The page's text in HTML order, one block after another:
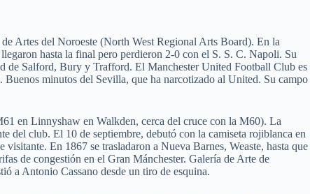
Artes del Noroeste (North West Regional Arts Board). En la
hasta la final pero perdieron 2-0 con el S. S. C. Napoli. Su
de Salford, Bury y Trafford. El Manchester United Football Club es
minutos del Sevilla, que ha narcotizado al United. Su campo
en Linnyshaw en Walkden, cerca del cruce con la M60). La
del club. El 10 de septiembre, debutó con la camiseta rojiblanca en
En 1867 se trasladaron a Nueva Barnes, Weaste, hasta que
de congestión en el Gran Mánchester. Galería de Arte de
a Antonio Cassano desde un tiro de esquina.